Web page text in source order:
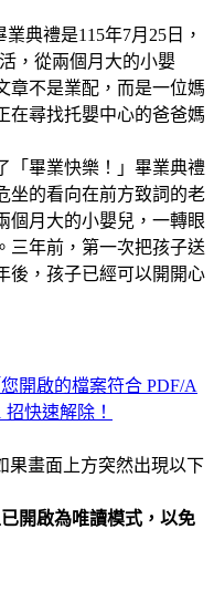
典禮是115年7月25日，
，從兩個月大的小嬰
章不是業配，而是一位媽
在尋找托嬰中心的爸爸媽
「畢業快樂！」畢業典禮
坐的看向在前方致詞的老
個月大的小嬰兒，一轉眼
三年前，第一次把孩子送
後，孩子已經可以開開心
您開啟的檔案符合 PDF/A
快速解除！
果畫面上方突然出現以下
開啟為唯讀模式，以免